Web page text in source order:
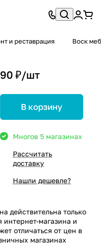
и реставрация Воск
90 ₽/шт
В корзину
Многов 5 магазинах
Рассчитать
доставку
Нашли дешевле?
действительна только
интернет-магазина и
отличаться от цен в
магазинах